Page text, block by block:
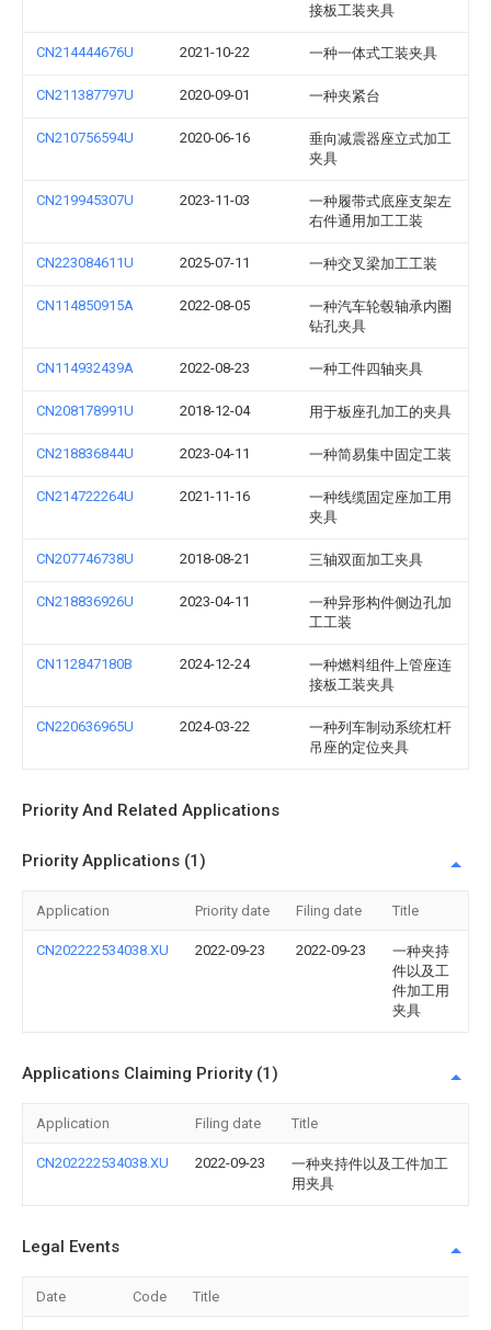
接板工装夹具
CN214444676U 2021-10-22 一种一体式工装夹具
CN211387797U 2020-09-01 一种夹紧台
CN210756594U 2020-06-16
垂向减震器座立式加工
夹具
CN219945307U 2023-11-03
一种履带式底座支架左
右件通用加工工装
CN223084611U 2025-07-11 一种交叉梁加工工装
CN114850915A 2022-08-05
一种汽车轮毂轴承内圈
钻孔夹具
CN114932439A 2022-08-23 一种工件四轴夹具
CN208178991U 2018-12-04 用于板座孔加工的夹具
CN218836844U 2023-04-11 一种简易集中固定工装
CN214722264U 2021-11-16
一种线缆固定座加工用
夹具
CN207746738U 2018-08-21 三轴双面加工夹具
CN218836926U 2023-04-11
一种异形构件侧边孔加
工工装
CN112847180B 2024-12-24
一种燃料组件上管座连
接板工装夹具
CN220636965U 2024-03-22
一种列车制动系统杠杆
吊座的定位夹具
Priority And Related Applications
Priority Applications (1)
Application Priority date Filing date Title
CN202222534038.XU 2022-09-23 2022-09-23
一种夹持
件以及工
件加工用
夹具
Applications Claiming Priority (1)
Application Filing date Title
CN202222534038.XU 2022-09-23
一种夹持件以及工件加工
用夹具
Legal Events
Date Code Title